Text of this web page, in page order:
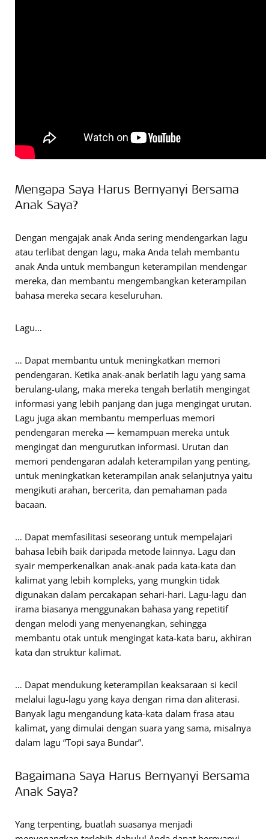
Mengapa Saya Harus Bernyanyi Bersama
Anak Saya?
Dengan mengajak anak Anda sering mendengarkan lagu
atau terlibat dengan lagu, maka Anda telah membantu
anak Anda untuk membangun keterampilan mendengar
mereka, dan membantu mengembangkan keterampilan
bahasa mereka secara keseluruhan.
Lagu…
… Dapat membantu untuk meningkatkan memori
pendengaran. Ketika anak-anak berlatih lagu yang sama
berulang-ulang, maka mereka tengah berlatih mengingat
informasi yang lebih panjang dan juga mengingat urutan.
Lagu juga akan membantu memperluas memori
pendengaran mereka — kemampuan mereka untuk
mengingat dan mengurutkan informasi. Urutan dan
memori pendengaran adalah keterampilan yang penting,
untuk meningkatkan keterampilan anak selanjutnya yaitu
mengikuti arahan, bercerita, dan pemahaman pada
bacaan.
… Dapat memfasilitasi seseorang untuk mempelajari
bahasa lebih baik daripada metode lainnya. Lagu dan
syair memperkenalkan anak-anak pada kata-kata dan
kalimat yang lebih kompleks, yang mungkin tidak
digunakan dalam percakapan sehari-hari. Lagu-lagu dan
irama biasanya menggunakan bahasa yang repetitif
dengan melodi yang menyenangkan, sehingga
membantu otak untuk mengingat kata-kata baru, akhiran
kata dan struktur kalimat.
… Dapat mendukung keterampilan keaksaraan si kecil
melalui lagu-lagu yang kaya dengan rima dan aliterasi.
Banyak lagu mengandung kata-kata dalam frasa atau
kalimat, yang dimulai dengan suara yang sama, misalnya
dalam lagu “Topi saya Bundar”.
Bagaimana Saya Harus Bernyanyi Bersama
Anak Saya?
Yang terpenting, buatlah suasanya menjadi